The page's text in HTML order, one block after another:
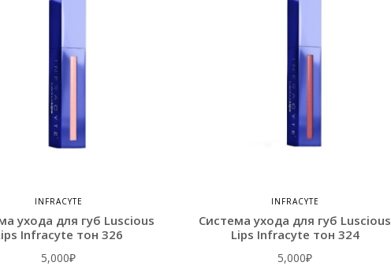
INFRACYTE
ухода для губ Luscious
Infracyte тон 326
5,000₽
INFRACYTE
Система ухода для губ Luscious
Lips Infracyte тон 324
5,000₽